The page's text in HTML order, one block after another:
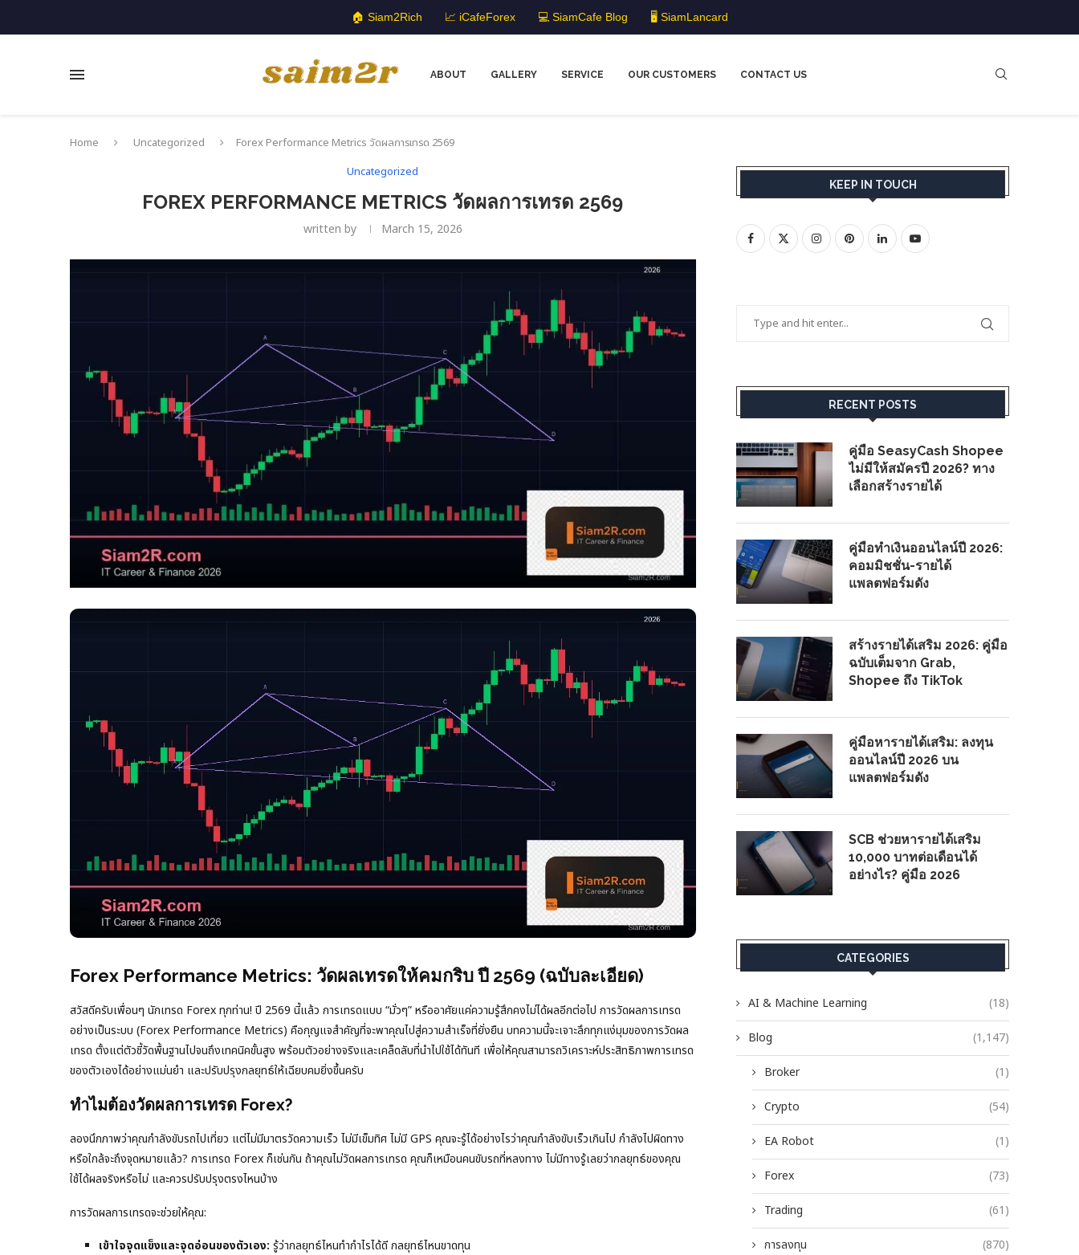
🏠 Siam2Rich 📈 iCafeForex 💻 SiamCafe Blog 🖥️ SiamLancard
ABOUT GALLERY SERVICE OUR CUSTOMERS CONTACT US
Home Uncategorized
Forex Performance Metrics วัดผลการเทรด 2569
Uncategorized
FOREX PERFORMANCE METRICS วัดผลการเทรด 2569
written by March 15, 2026
Forex Performance Metrics: วัดผลเทรดให้คมกริบ ปี 2569 (ฉบับละเอียด)
สวัสดีครับเพื่อนๆ นักเทรด Forex ทุกท่าน! ปี 2569 นี้แล้ว การเทรดแบบ “มั่วๆ” หรืออาศัยแค่ความรู้สึกคงไม่ได้ผลอีกต่อไป การวัดผลการเทรด
อย่างเป็นระบบ (Forex Performance Metrics) คือกุญแจสำคัญที่จะพาคุณไปสู่ความสำเร็จที่ยั่งยืน บทความนี้จะเจาะลึกทุกแง่มุมของการวัดผล
เทรด ตั้งแต่ตัวชี้วัดพื้นฐานไปจนถึงเทคนิคขั้นสูง พร้อมตัวอย่างจริงและเคล็ดลับที่นำไปใช้ได้ทันที เพื่อให้คุณสามารถวิเคราะห์ประสิทธิภาพการเทรด
ของตัวเองได้อย่างแม่นยำ และปรับปรุงกลยุทธ์ให้เฉียบคมยิ่งขึ้นครับ
ทำไมต้องวัดผลการเทรด Forex?
ลองนึกภาพว่าคุณกำลังขับรถไปเที่ยว แต่ไม่มีมาตรวัดความเร็ว ไม่มีเข็มทิศ ไม่มี GPS คุณจะรู้ได้อย่างไรว่าคุณกำลังขับเร็วเกินไป กำลังไปผิดทาง
หรือใกล้จะถึงจุดหมายแล้ว? การเทรด Forex ก็เช่นกัน ถ้าคุณไม่วัดผลการเทรด คุณก็เหมือนคนขับรถที่หลงทาง ไม่มีทางรู้เลยว่ากลยุทธ์ของคุณ
ใช้ได้ผลจริงหรือไม่ และควรปรับปรุงตรงไหนบ้าง
การวัดผลการเทรดจะช่วยให้คุณ:
เข้าใจจุดแข็งและจุดอ่อนของตัวเอง: รู้ว่ากลยุทธ์ไหนทำกำไรได้ดี กลยุทธ์ไหนขาดทุน
KEEP IN TOUCH
RECENT POSTS
คู่มือ SeasyCash Shopee
ไม่มีให้สมัครปี 2026? ทาง
เลือกสร้างรายได้
คู่มือทำเงินออนไลน์ปี 2026:
คอมมิชชั่น-รายได้
แพลตฟอร์มดัง
สร้างรายได้เสริม 2026: คู่มือ
ฉบับเต็มจาก Grab,
Shopee ถึง TikTok
คู่มือหารายได้เสริม: ลงทุน
ออนไลน์ปี 2026 บน
แพลตฟอร์มดัง
SCB ช่วยหารายได้เสริม
10,000 บาทต่อเดือนได้
อย่างไร? คู่มือ 2026
CATEGORIES
AI & Machine Learning (18)
Blog (1,147)
Broker (1)
Crypto (54)
EA Robot (1)
Forex (73)
Trading (61)
การลงทุน (870)